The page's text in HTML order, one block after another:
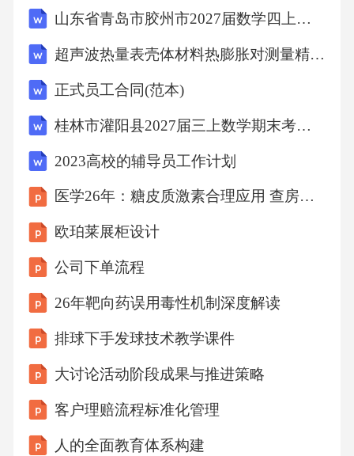
给孩子吃过于冷热、酸辣等刺激性食物，以免
牙线清理牙缝，去除刷牙无法触及的牙菌斑。0
3定期检查定期进行口腔检查，及时发现并处理
牙龈敏感问题。0406家园共育实施方案家庭护
牙打卡活动家长记录孩子每天的口腔清洁情
况，包括刷牙、漱口、牙线使用等。家庭口腔
清洁记录家长为孩子设定每日口腔健康小任
务，如让孩子自己挑选牙刷、牙膏，或尝试新
的牙线口味。口腔健康小任务根据孩子的完成
活动，以激发孩子的参与热情。奖励机制幼儿
园趣味刷牙游戏教师设计有趣的刷牙游戏，如
模仿动物刷牙、跟着音乐刷牙等，让孩子在游
戏中体验刷牙的乐趣。创意刷牙环节刷牙小竞
赛刷牙知识讲解在班级内开展刷牙小竞赛，鼓
励孩子们积极参与，提高刷牙的熟练度和兴
山东省青岛市胶州市2027届数学四上期末学业质量监测模拟试题含解析
超声波热量表壳体材料热膨胀对测量精度的耦合影响V1
正式员工合同(范本)
桂林市灌阳县2027届三上数学期末考试试题含解析
2023高校的辅导员工作计划
医学26年：糖皮质激素合理应用 查房课件
欧珀莱展柜设计
公司下单流程
26年靶向药误用毒性机制深度解读
排球下手发球技术教学课件
大讨论活动阶段成果与推进策略
客户理赔流程标准化管理
人的全面教育体系构建